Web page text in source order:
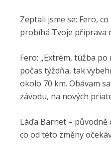
Zeptali jsme se: Fero,
probíhá Tvoje příprava
Fero: „Extrém, túžba
počas týždňa, tak
okolo 70 km. Obávam
závodu, na nových
Láďa Barnet –
co od této změny